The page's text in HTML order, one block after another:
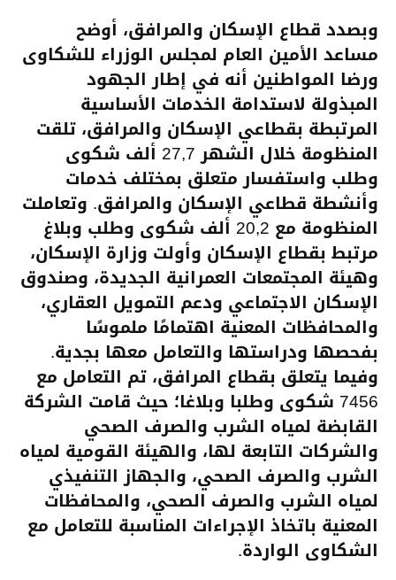
وبصدد قطاع الإسكان والمرافق، أوضح
مساعد الأمين العام لمجلس الوزراء للشكاوى
ورضا المواطنين أنه في إطار الجهود
المبذولة لاستدامة الخدمات الأساسية
المرتبطة بقطاعي الإسكان والمرافق، تلقت
المنظومة خلال الشهر 27,7 ألف شكوى
وطلب واستفسار متعلق بمختلف خدمات
وأنشطة قطاعي الإسكان والمرافق. وتعاملت
المنظومة مع 20,2 ألف شكوى وطلب وبلاغ
مرتبط بقطاع الإسكان وأولت وزارة الإسكان،
وهيئة المجتمعات العمرانية الجديدة، وصندوق
الإسكان الاجتماعي ودعم التمويل العقاري،
والمحافظات المعنية اهتمامًا ملموسًا
بفحصها ودراستها والتعامل معها بجدية.
وفيما يتعلق بقطاع المرافق، تم التعامل مع
7456 شكوى وطلبا وبلاغا؛ حيث قامت الشركة
القابضة لمياه الشرب والصرف الصحي
والشركات التابعة لها، والهيئة القومية لمياه
الشرب والصرف الصحي، والجهاز التنفيذي
لمياه الشرب والصرف الصحي، والمحافظات
المعنية باتخاذ الإجراءات المناسبة للتعامل مع
الشكاوى الواردة.